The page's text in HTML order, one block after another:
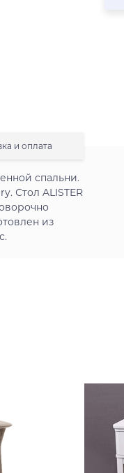
и оплата
спальни.
Стол ALISTER
из